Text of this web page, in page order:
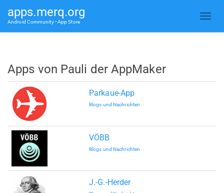
apps.merq.org
Android Community • App Store
Apps von Pauli der AppMaker
Parkaue-App
Blogs und Nachrichten
VÖBB
Blogs und Nachrichten
J.-G.-Herder